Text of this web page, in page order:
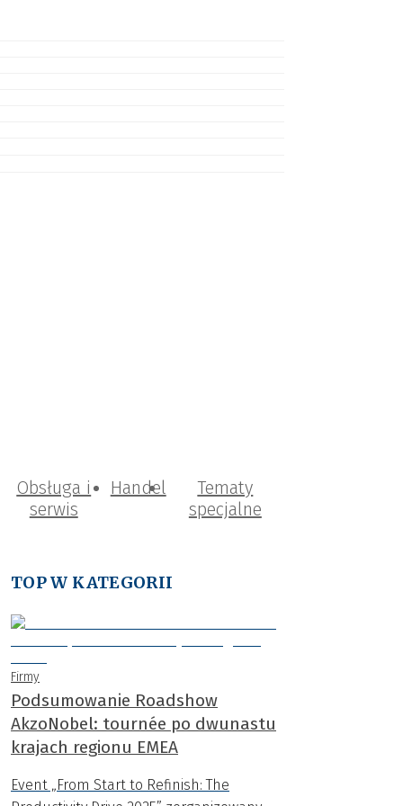
Obsługa i
serwis
Handel
Tematy
specjalne
TOP W KATEGORII
Firmy
Podsumowanie Roadshow
AkzoNobel: tournée po dwunastu
krajach regionu EMEA
Event „From Start to Refinish: The